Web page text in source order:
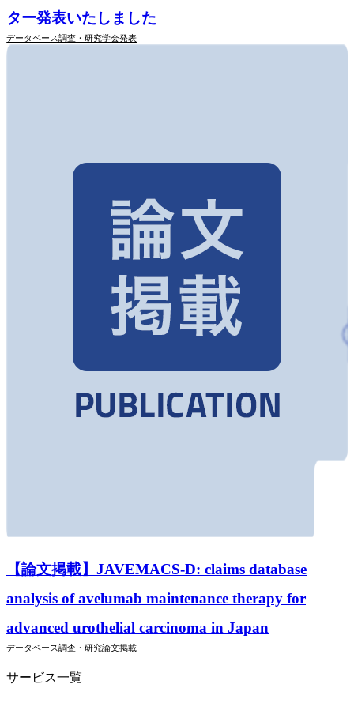
ター発表いたしました
データベース調査・研究学会発表
【論文掲載】JAVEMACS-D: claims database
analysis of avelumab maintenance therapy for
advanced urothelial carcinoma in Japan
データベース調査・研究論文掲載
サービス一覧